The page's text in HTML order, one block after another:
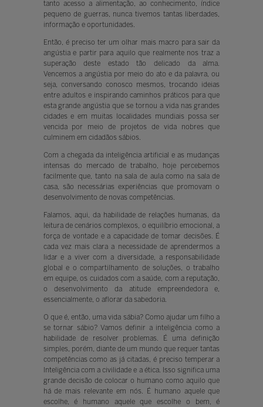
tanto acesso a alimentação, ao conhecimento, índice
pequeno de guerras, nunca tivemos tantas liberdades,
informação e oportunidades.
Então, é preciso ter um olhar mais macro para sair da
angústia e partir para aquilo que realmente nos traz a
superação deste estado tão delicado da alma.
Vencemos a angústia por meio do ato e da palavra, ou
seja, conversando conosco mesmos, trocando ideias
entre adultos e inspirando caminhos práticos para que
esta grande angústia que se tornou a vida nas grandes
cidades e em muitas localidades mundiais possa ser
vencida por meio de projetos de vida nobres que
culminem em cidadãos sábios.
Com a chegada da inteligência artificial e as mudanças
intensas do mercado de trabalho, hoje percebemos
facilmente que, tanto na sala de aula como na sala de
casa, são necessárias experiências que promovam o
desenvolvimento de novas competências.
Falamos, aqui, da habilidade de relações humanas, da
leitura de cenários complexos, o equilíbrio emocional, a
força de vontade e a capacidade de tomar decisões. É
cada vez mais clara a necessidade de aprendermos a
lidar e a viver com a diversidade, a responsabilidade
global e o compartilhamento de soluções, o trabalho
em equipe, os cuidados com a saúde, com a reputação,
o desenvolvimento da atitude empreendedora e,
essencialmente, o aflorar da sabedoria.
O que é, então, uma vida sábia? Como ajudar um filho a
se tornar sábio? Vamos definir a inteligência como a
habilidade de resolver problemas. É uma definição
simples, porém, diante de um mundo que requer tantas
competências como as já citadas, é preciso temperar a
Inteligência com a civilidade e a ética. Isso significa uma
grande decisão de colocar o humano como aquilo que
há de mais relevante em nós. É humano aquele que
escolhe, é humano aquele que escolhe o bem, é